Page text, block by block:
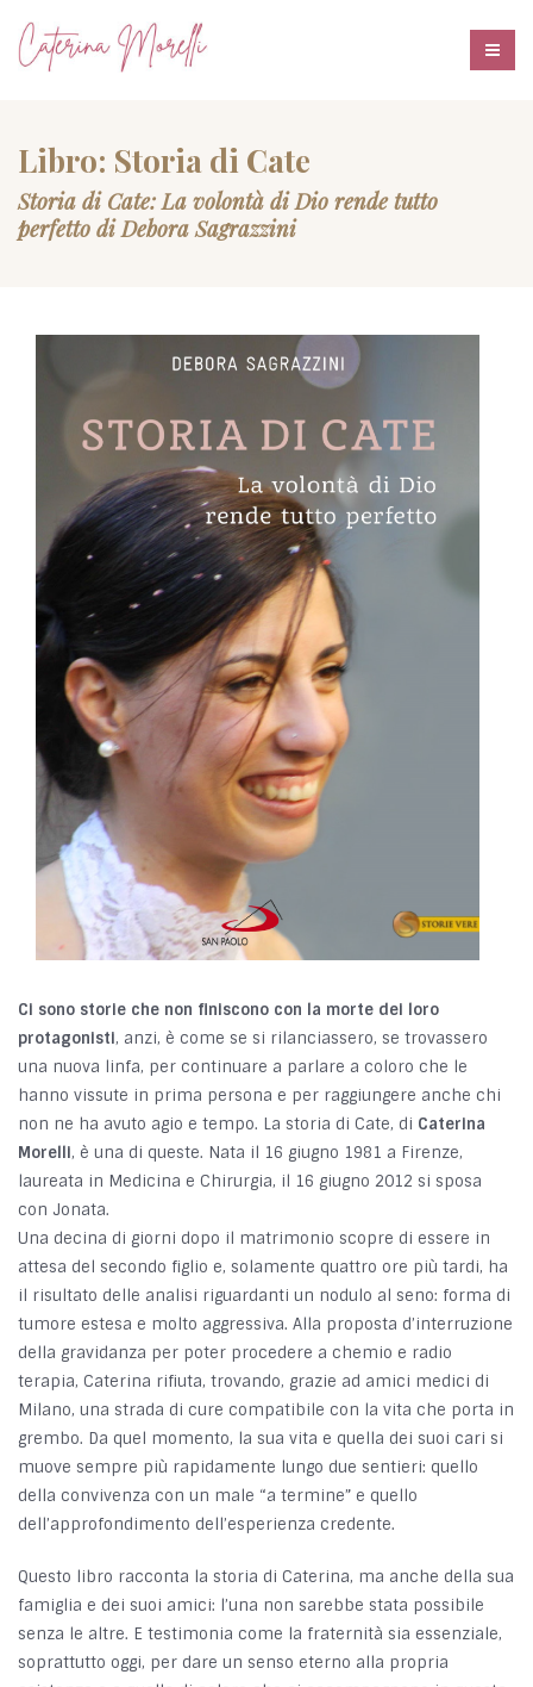
Libro: Storia di Cate
Storia di Cate: La volontà di Dio rende tutto
perfetto di Debora Sagrazzini
Ci sono storie che non finiscono con la morte dei loro
protagonisti, anzi, è come se si rilanciassero, se trovassero
una nuova linfa, per continuare a parlare a coloro che le
hanno vissute in prima persona e per raggiungere anche chi
non ne ha avuto agio e tempo. La storia di Cate, di Caterina
Morelli, è una di queste. Nata il 16 giugno 1981 a Firenze,
laureata in Medicina e Chirurgia, il 16 giugno 2012 si sposa
con Jonata.
Una decina di giorni dopo il matrimonio scopre di essere in
attesa del secondo figlio e, solamente quattro ore più tardi, ha
il risultato delle analisi riguardanti un nodulo al seno: forma di
tumore estesa e molto aggressiva. Alla proposta d’interruzione
della gravidanza per poter procedere a chemio e radio
terapia, Caterina rifiuta, trovando, grazie ad amici medici di
Milano, una strada di cure compatibile con la vita che porta in
grembo. Da quel momento, la sua vita e quella dei suoi cari si
muove sempre più rapidamente lungo due sentieri: quello
della convivenza con un male “a termine” e quello
dell’approfondimento dell’esperienza credente.
Questo libro racconta la storia di Caterina, ma anche della sua
famiglia e dei suoi amici: l’una non sarebbe stata possibile
senza le altre. E testimonia come la fraternità sia essenziale,
soprattutto oggi, per dare un senso eterno alla propria